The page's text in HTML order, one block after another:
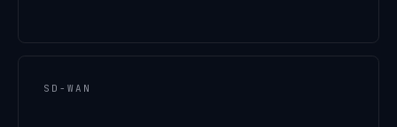
SD-WAN